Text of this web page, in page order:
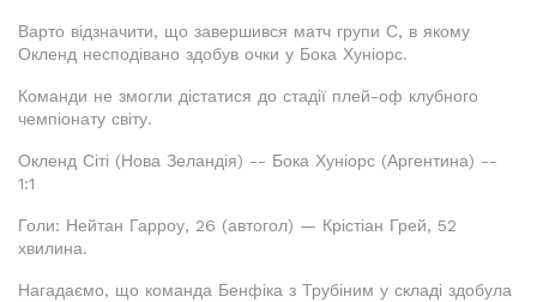
Варто відзначити, що завершився матч групи С, в якому
Окленд несподівано здобув очки у Бока Хуніорс.
Команди не змогли дістатися до стадії плей-оф клубного
чемпіонату світу.
Окленд Сіті (Нова Зеландія) -- Бока Хуніорс (Аргентина) --
1:1
Голи: Нейтан Гарроу, 26 (автогол) — Крістіан Грей, 52
хвилина.
Нагадаємо, що команда Бенфіка з Трубіним у складі здобула